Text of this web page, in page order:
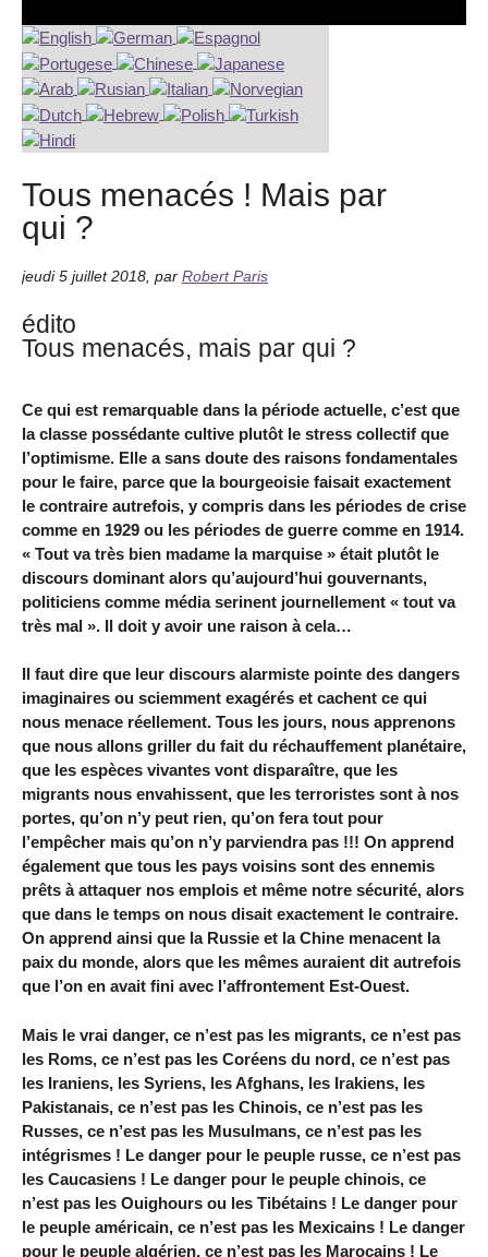
Tous menacés ! Mais par
qui ?
jeudi 5 juillet 2018 par Robert Paris
édito
Tous menacés, mais par qui ?
Ce qui est remarquable dans la période actuelle, c’est que
la classe possédante cultive plutôt le stress collectif que
l’optimisme. Elle a sans doute des raisons fondamentales
pour le faire, parce que la bourgeoisie faisait exactement
le contraire autrefois, y compris dans les périodes de crise
comme en 1929 ou les périodes de guerre comme en 1914.
« Tout va très bien madame la marquise » était plutôt le
discours dominant alors qu’aujourd’hui gouvernants,
politiciens comme média serinent journellement « tout va
très mal ». Il doit y avoir une raison à cela…
Il faut dire que leur discours alarmiste pointe des dangers
imaginaires ou sciemment exagérés et cachent ce qui
nous menace réellement. Tous les jours, nous apprenons
que nous allons griller du fait du réchauffement planétaire,
que les espèces vivantes vont disparaître, que les
migrants nous envahissent, que les terroristes sont à nos
portes, qu’on n’y peut rien, qu’on fera tout pour
l’empêcher mais qu’on n’y parviendra pas !!! On apprend
également que tous les pays voisins sont des ennemis
prêts à attaquer nos emplois et même notre sécurité, alors
que dans le temps on nous disait exactement le contraire.
On apprend ainsi que la Russie et la Chine menacent la
paix du monde, alors que les mêmes auraient dit autrefois
que l’on en avait fini avec l’affrontement Est-Ouest.
Mais le vrai danger, ce n’est pas les migrants, ce n’est pas
les Roms, ce n’est pas les Coréens du nord, ce n’est pas
les Iraniens, les Syriens, les Afghans, les Irakiens, les
Pakistanais, ce n’est pas les Chinois, ce n’est pas les
Russes, ce n’est pas les Musulmans, ce n’est pas les
intégrismes ! Le danger pour le peuple russe, ce n’est pas
les Caucasiens ! Le danger pour le peuple chinois, ce
n’est pas les Ouighours ou les Tibétains ! Le danger pour
le peuple américain, ce n’est pas les Mexicains ! Le danger
pour le peuple algérien, ce n’est pas les Marocains ! Le